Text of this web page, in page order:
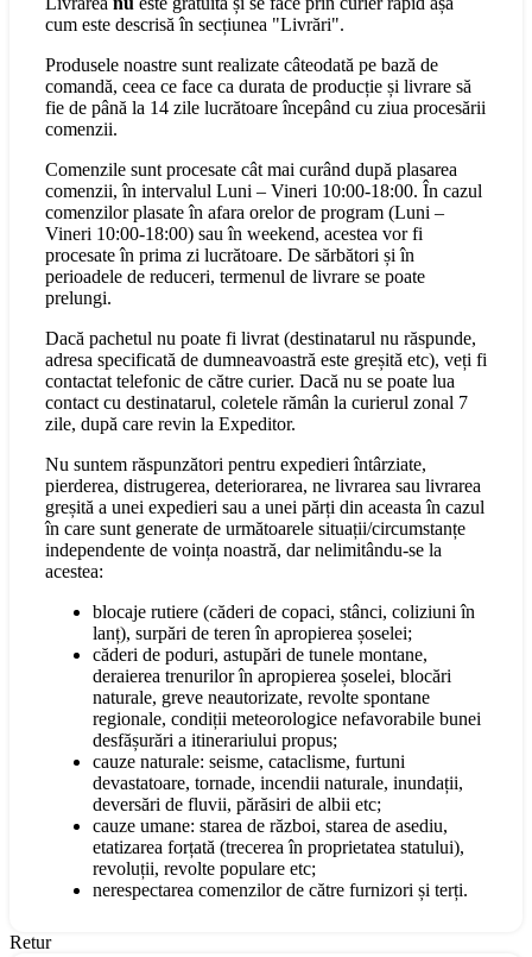
cum este descrisă în secțiunea "Livrări".
Produsele noastre sunt realizate câteodată pe bază de
comandă, ceea ce face ca durata de producție și livrare să
fie de până la 14 zile lucrătoare începând cu ziua procesării
comenzii.
Comenzile sunt procesate cât mai curând după plasarea
comenzii, în intervalul Luni – Vineri 10:00-18:00. În cazul
comenzilor plasate în afara orelor de program (Luni –
Vineri 10:00-18:00) sau în weekend, acestea vor fi
procesate în prima zi lucrătoare. De sărbători și în
perioadele de reduceri, termenul de livrare se poate
prelungi.
Dacă pachetul nu poate fi livrat (destinatarul nu răspunde,
adresa specificată de dumneavoastră este greșită etc), veți fi
contactat telefonic de către curier. Dacă nu se poate lua
contact cu destinatarul, coletele rămân la curierul zonal 7
zile, după care revin la Expeditor.
Nu suntem răspunzători pentru expedieri întârziate,
pierderea, distrugerea, deteriorarea, ne livrarea sau livrarea
greșită a unei expedieri sau a unei părți din aceasta în cazul
în care sunt generate de următoarele situații/circumstanțe
independente de voința noastră, dar nelimitându-se la
acestea:
blocaje rutiere (căderi de copaci, stânci, coliziuni în
lanț), surpări de teren în apropierea șoselei;
căderi de poduri, astupări de tunele montane,
deraierea trenurilor în apropierea șoselei, blocări
naturale, greve neautorizate, revolte spontane
regionale, condiții meteorologice nefavorabile bunei
desfășurări a itinerariului propus;
cauze naturale: seisme, cataclisme, furtuni
devastatoare, tornade, incendii naturale, inundații,
deversări de fluvii, părăsiri de albii etc;
cauze umane: starea de război, starea de asediu,
etatizarea forțată (trecerea în proprietatea statului),
revoluții, revolte populare etc;
nerespectarea comenzilor de către furnizori și terți.
Retur